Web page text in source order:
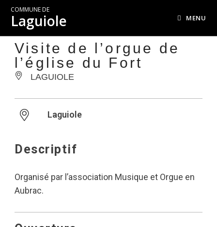
COMMUNE DE
Laguiole MENU
Visite de l’orgue de
l’église du Fort
LAGUIOLE
Laguiole
Descriptif
Organisé par l’association Musique et Orgue en
Aubrac.